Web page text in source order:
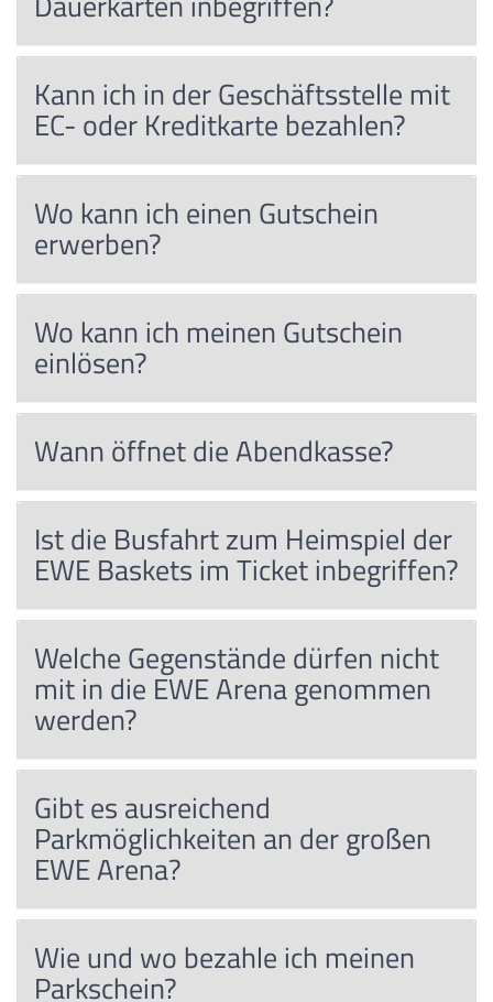
Kann ich in der Geschäftsstelle mit
EC- oder Kreditkarte bezahlen?
Wo kann ich einen Gutschein
erwerben?
Wo kann ich meinen Gutschein
einlösen?
Wann öffnet die Abendkasse?
Ist die Busfahrt zum Heimspiel der
EWE Baskets im Ticket inbegriffen?
Welche Gegenstände dürfen nicht
mit in die EWE Arena genommen
werden?
Gibt es ausreichend
Parkmöglichkeiten an der großen
EWE Arena?
Wie und wo bezahle ich meinen
Parkschein?